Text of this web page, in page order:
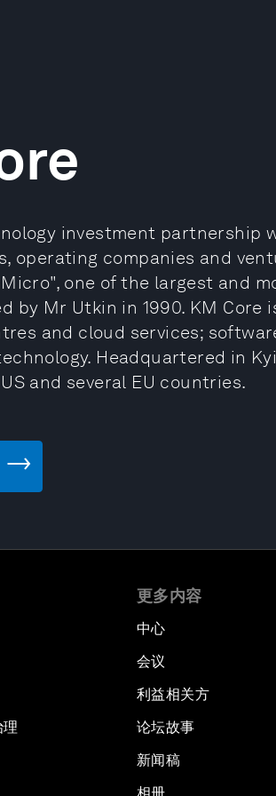
investment partnership
operating companies and
one of the largest and
by Mr Utkin in 1990. KM Core
and cloud services;
Headquartered in
and several EU countries.
更多内容
中心
会议
利益相关方
论坛故事
新闻稿